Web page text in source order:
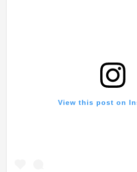
View this post on